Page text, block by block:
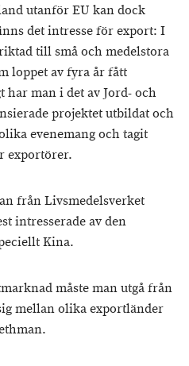
utanför EU kan dock
det intresse för export: I
till små och medelstora
loppet av fyra år fått
man i det av Jord- och
projektet utbildat och
evenemang och tagit
exportörer.
från Livsmedelsverket
intresserade av den
Kina.
måste man utgå från
mellan olika exportländer